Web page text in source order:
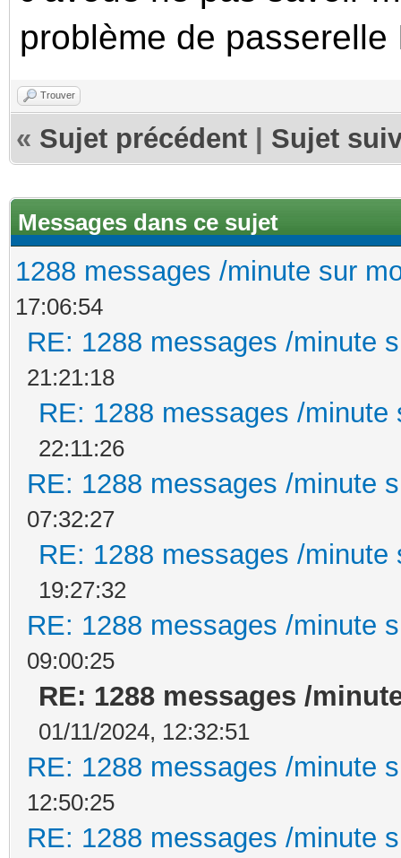
problème de passerelle
Trouver
« Sujet précédent Sujet
Messages dans ce sujet
1288 messages /minute sur
17:06:54
RE: 1288 messages /minute
21:21:18
RE: 1288 messages /minute
22:11:26
RE: 1288 messages /minute
07:32:27
RE: 1288 messages /minute
19:27:32
RE: 1288 messages /minute
09:00:25
RE: 1288 messages /
01/11/2024, 12:32:51
RE: 1288 messages /minute
12:50:25
RE: 1288 messages /minute